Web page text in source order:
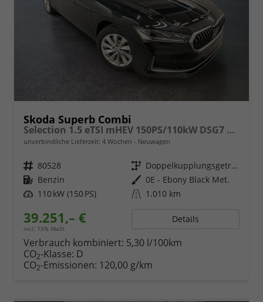
Skoda Superb Combi
Selection 1.5 eTSI mHEV 150PS/110kW DSG7 2026 +AHK+EL.HECK+NAVI+KESSY
unverbindliche Lieferzeit: 4 Wochen Neuwagen
Fahrzeugnr. 80528 Getriebe
Doppelkupplungsgetriebe (DSG)
Kraftstoff Benzin Außenfarbe 0E - Ebony Black Met.
Leistung 110 kW (150 PS) Kilometerstand 1.010 km
39.251,– €
incl. 19% MwSt.
Details
Verbrauch kombiniert: 5,30 l/100km
CO2-Klasse: D
CO2-Emissionen: 120,00 g/km